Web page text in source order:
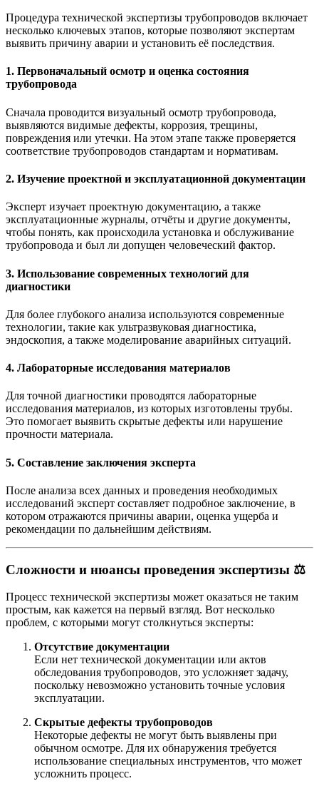
Процедура технической экспертизы трубопроводов включает
несколько ключевых этапов, которые позволяют экспертам
выявить причину аварии и установить её последствия.
1. Первоначальный осмотр и оценка состояния
трубопровода
Сначала проводится визуальный осмотр трубопровода,
выявляются видимые дефекты, коррозия, трещины,
повреждения или утечки. На этом этапе также проверяется
соответствие трубопроводов стандартам и нормативам.
2. Изучение проектной и эксплуатационной документации
Эксперт изучает проектную документацию, а также
эксплуатационные журналы, отчёты и другие документы,
чтобы понять, как происходила установка и обслуживание
трубопровода и был ли допущен человеческий фактор.
3. Использование современных технологий для
диагностики
Для более глубокого анализа используются современные
технологии, такие как ультразвуковая диагностика,
эндоскопия, а также моделирование аварийных ситуаций.
4. Лабораторные исследования материалов
Для точной диагностики проводятся лабораторные
исследования материалов, из которых изготовлены трубы.
Это помогает выявить скрытые дефекты или нарушение
прочности материала.
5. Составление заключения эксперта
После анализа всех данных и проведения необходимых
исследований эксперт составляет подробное заключение, в
котором отражаются причины аварии, оценка ущерба и
рекомендации по дальнейшим действиям.
Сложности и нюансы проведения экспертизы ⚖️
Процесс технической экспертизы может оказаться не таким
простым, как кажется на первый взгляд. Вот несколько
проблем, с которыми могут столкнуться эксперты:
Отсутствие документации
Если нет технической документации или актов
обследования трубопроводов, это усложняет задачу,
поскольку невозможно установить точные условия
эксплуатации.
Скрытые дефекты трубопроводов
Некоторые дефекты не могут быть выявлены при
обычном осмотре. Для их обнаружения требуется
использование специальных инструментов, что может
усложнить процесс.